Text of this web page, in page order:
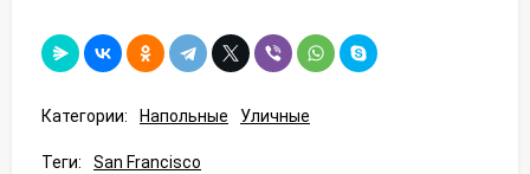
Категории: Напольные Уличные
Теги: San Francisco